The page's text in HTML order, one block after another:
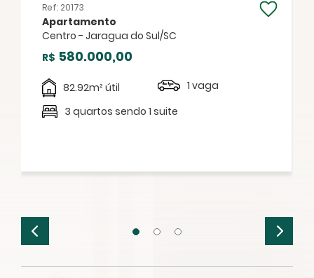
Ref: 20173
Apartamento
Centro - Jaragua do Sul/SC
R$ 580.000,00
82.92m² útil
1 vaga
3 quartos sendo 1 suite